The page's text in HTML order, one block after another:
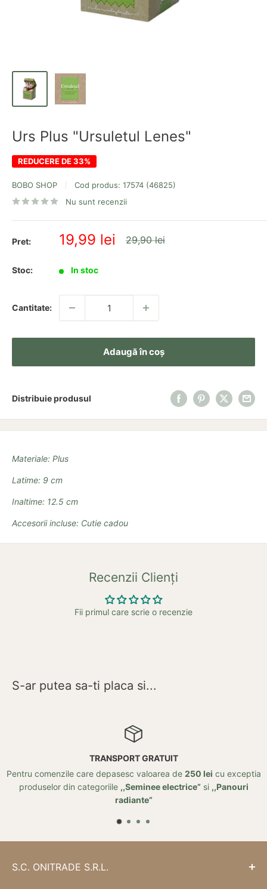
Urs Plus "Ursuletul Lenes"
REDUCERE DE 33%
BOBO SHOP Cod produs: 17574 (46825)
Nu sunt recenzii
Pret:
Pret
redus
19,99 lei Pret
29,90 lei
Stoc: In stoc
Cantitate:
Adaugă în coș
Distribuie produsul
Materiale: Plus
Latime: 9 cm
Inaltime: 12.5 cm
Accesorii incluse: Cutie cadou
Recenzii Clienți
Fii primul care scrie o recenzie
S-ar putea sa-ti placa si...
valoarea de250 lei cu exceptia
,,Seminee electrice”si,,Panouri
Posibilitate de
S.C. ONITRADE S.R.L.